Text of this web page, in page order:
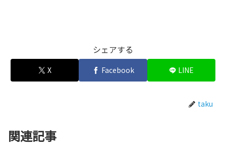
シェアする
X Facebook LINE
taku
関連記事